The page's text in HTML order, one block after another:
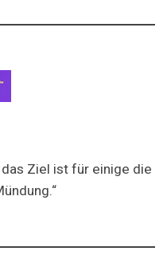
das Ziel ist für einige die